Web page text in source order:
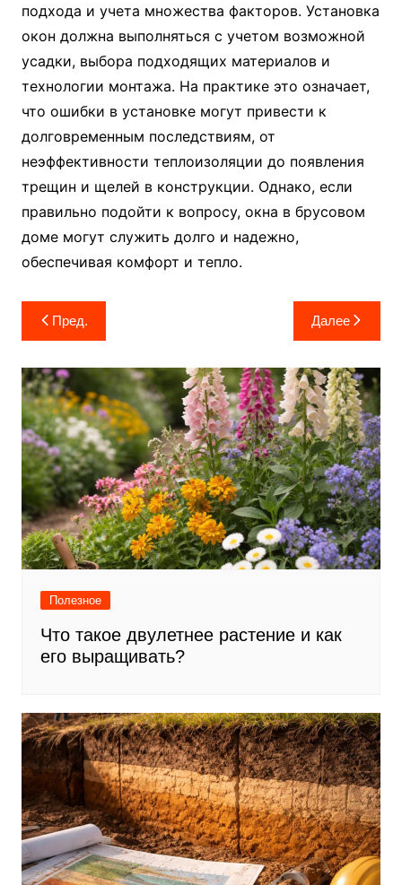
подхода и учета множества факторов. Установка
окон должна выполняться с учетом возможной
усадки, выбора подходящих материалов и
технологии монтажа. На практике это означает,
что ошибки в установке могут привести к
долговременным последствиям, от
неэффективности теплоизоляции до появления
трещин и щелей в конструкции. Однако, если
правильно подойти к вопросу, окна в брусовом
доме могут служить долго и надежно,
обеспечивая комфорт и тепло.
Навигация
по
записям
Пред. Далее
Полезное
Что такое двулетнее растение и как
его выращивать?